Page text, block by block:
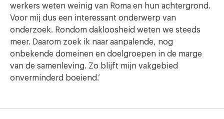
werkers weten weinig van Roma en hun achtergrond.
Voor mij dus een interessant onderwerp van
onderzoek. Rondom dakloosheid weten we steeds
meer. Daarom zoek ik naar aanpalende, nog
onbekende domeinen en doelgroepen in de marge
van de samenleving. Zo blijft mijn vakgebied
onverminderd boeiend.’